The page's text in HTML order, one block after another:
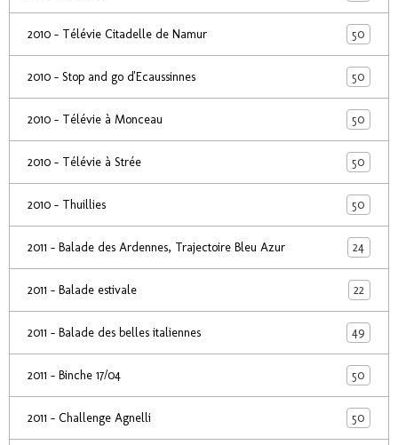
2010 - Télévie Citadelle de Namur 50
2010 - Stop and go d'Ecaussinnes 50
2010 - Télévie à Monceau 50
2010 - Télévie à Strée 50
2010 - Thuillies 50
2011 - Balade des Ardennes, Trajectoire Bleu Azur 24
2011 - Balade estivale 22
2011 - Balade des belles italiennes 49
2011 - Binche 17/04 50
2011 - Challenge Agnelli 50